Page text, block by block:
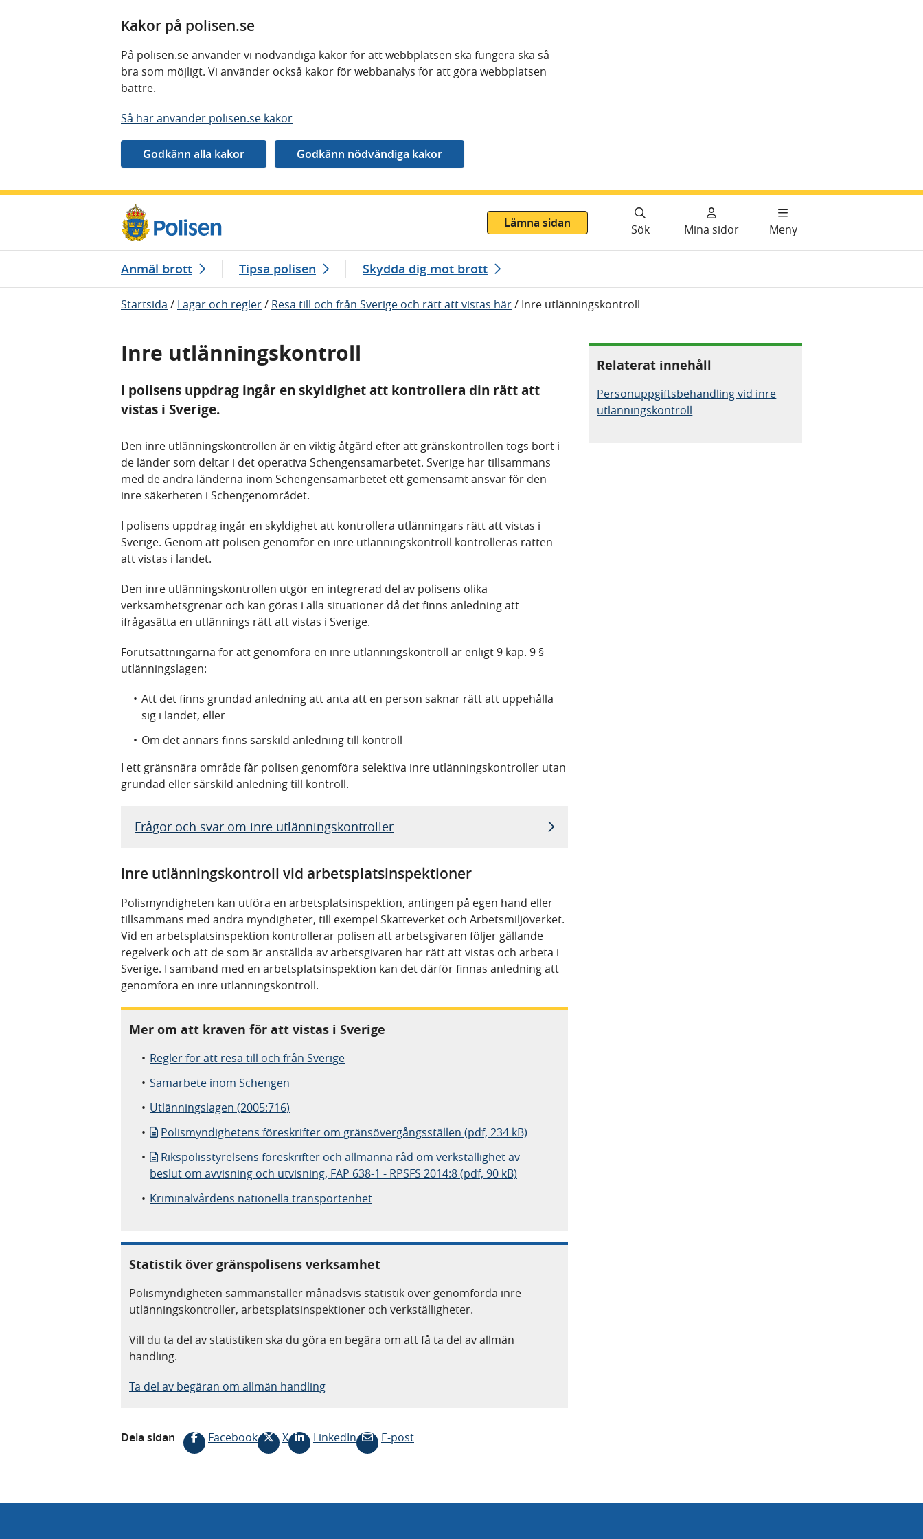
Kakor på polisen.se
På polisen.se använder vi nödvändiga kakor för att webbplatsen ska fungera ska så
bra som möjligt. Vi använder också kakor för webbanalys för att göra webbplatsen
bättre.
Så här använder polisen.se kakor
Lämna sidan
Sök Mina sidor Meny
Anmäl brott Tipsa polisen Skydda dig mot brott
Startsida / Lagar och regler/ Resa till och från Sverige och rätt att vistas här/ Inre utlänningskontroll
Inre utlänningskontroll
I polisens uppdrag ingår en skyldighet att kontrollera din rätt att
vistas i Sverige.
Den inre utlänningskontrollen är en viktig åtgärd efter att gränskontrollen togs bort i
de länder som deltar i det operativa Schengensamarbetet. Sverige har tillsammans
med de andra länderna inom Schengensamarbetet ett gemensamt ansvar för den
inre säkerheten i Schengenområdet.
I polisens uppdrag ingår en skyldighet att kontrollera utlänningars rätt att vistas i
Sverige. Genom att polisen genomför en inre utlänningskontroll kontrolleras rätten
att vistas i landet.
Den inre utlänningskontrollen utgör en integrerad del av polisens olika
verksamhetsgrenar och kan göras i alla situationer då det finns anledning att
ifrågasätta en utlännings rätt att vistas i Sverige.
Förutsättningarna för att genomföra en inre utlänningskontroll är enligt 9 kap. 9 §
utlänningslagen:
Att det finns grundad anledning att anta att en person saknar rätt att uppehålla
sig i landet, eller
Om det annars finns särskild anledning till kontroll
I ett gränsnära område får polisen genomföra selektiva inre utlänningskontroller utan
grundad eller särskild anledning till kontroll.
Frågor och svar om inre utlänningskontroller
Inre utlänningskontroll vid arbetsplatsinspektioner
Polismyndigheten kan utföra en arbetsplatsinspektion, antingen på egen hand eller
tillsammans med andra myndigheter, till exempel Skatteverket och Arbetsmiljöverket.
Vid en arbetsplatsinspektion kontrollerar polisen att arbetsgivaren följer gällande
regelverk och att de som är anställda av arbetsgivaren har rätt att vistas och arbeta i
Sverige. I samband med en arbetsplatsinspektion kan det därför finnas anledning att
genomföra en inre utlänningskontroll.
Mer om att kraven för att vistas i Sverige
Regler för att resa till och från Sverige
Samarbete inom Schengen
Utlänningslagen (2005:716)
Polismyndighetens föreskrifter om gränsövergångsställen (pdf, 234 kB)
Rikspolisstyrelsens föreskrifter och allmänna råd om verkställighet av
beslut om avvisning och utvisning, FAP 638-1 - RPSFS 2014:8 (pdf, 90 kB)
Kriminalvårdens nationella transportenhet
Statistik över gränspolisens verksamhet
Polismyndigheten sammanställer månadsvis statistik över genomförda inre
utlänningskontroller, arbetsplatsinspektioner och verkställigheter.
Vill du ta del av statistiken ska du göra en begära om att få ta del av allmän
handling.
Ta del av begäran om allmän handling
Dela sidan Facebook X LinkedIn E-post
Relaterat innehåll
Personuppgiftsbehandling vid inre
utlänningskontroll